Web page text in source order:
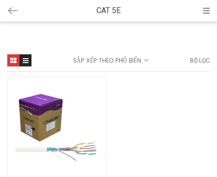
CAT 5E
SẮP XẾP THEO PHỔ BIẾN BỘ LỌC